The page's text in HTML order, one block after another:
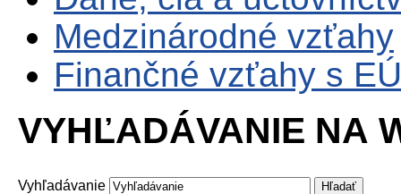
Medzinárodné vzťahy
Finančné vzťahy s EÚ
VYHĽADÁVANIE NA
Vyhľadávanie